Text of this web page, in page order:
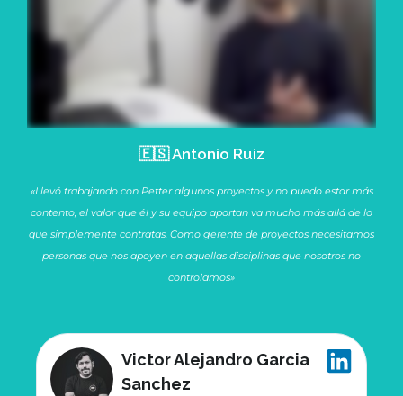
🇪🇸 Antonio Ruiz
«Llevó trabajando con Petter algunos proyectos y no puedo estar más
contento, el valor que él y su equipo aportan va mucho más allá de lo
que simplemente contratas. Como gerente de proyectos necesitamos
personas que nos apoyen en aquellas disciplinas que nosotros no
controlamos»
Victor Alejandro Garcia
Sanchez